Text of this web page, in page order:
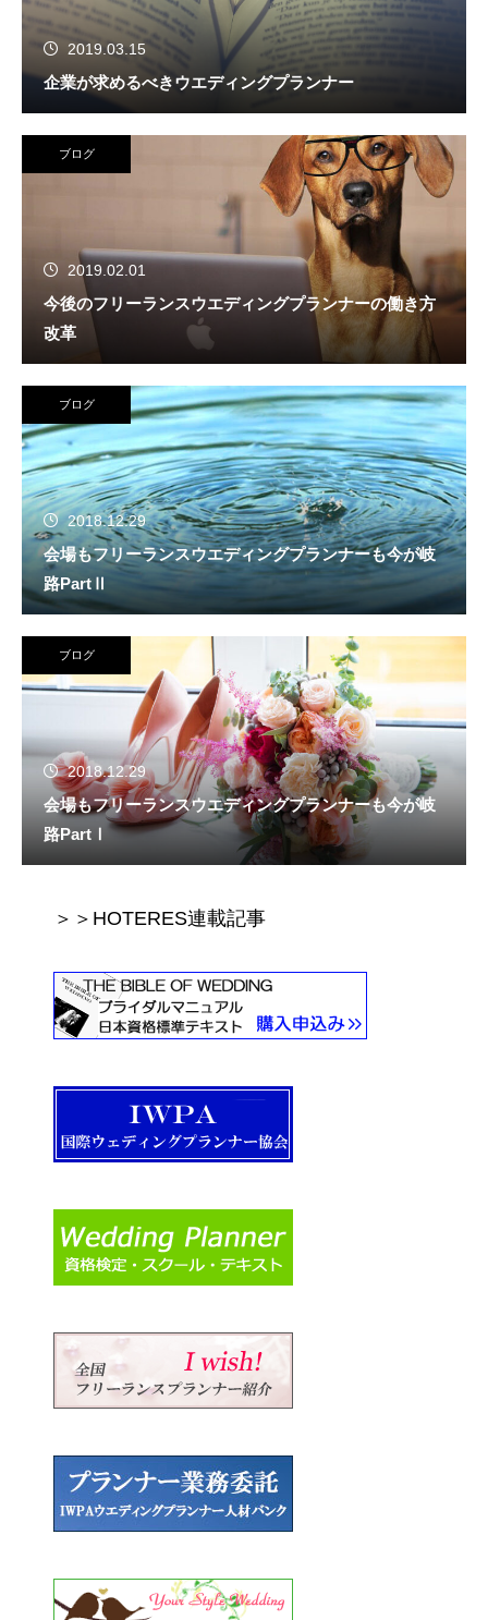
2019.03.15
企業が求めるべきウエディングプランナー
ブログ
2019.02.01
今後のフリーランスウエディングプランナーの働き方
改革
ブログ
2018.12.29
会場もフリーランスウエディングプランナーも今が岐
路PartⅡ
ブログ
2018.12.29
会場もフリーランスウエディングプランナーも今が岐
路PartⅠ
＞＞HOTERES連載記事